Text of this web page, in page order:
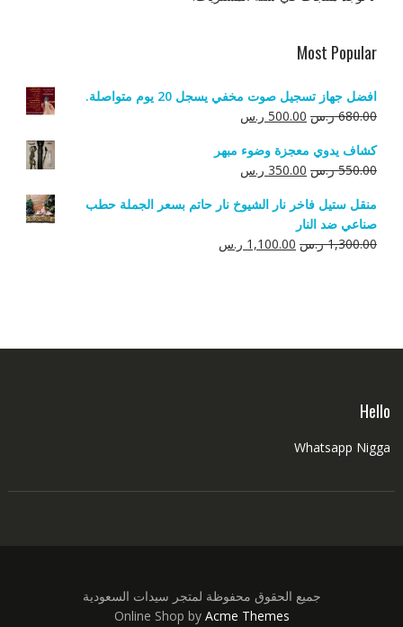
Most Popular
افضل جهاز تسجيل صوت مخفي يسجل 20 يوم متواصلة.
680.00 ر.س السعر
هو:
680.00 ر.س.
500.00 ر.سالسعر
هو:
500.00 ر.س.
كشاف يدوي معجزة وضوء مبهر
550.00 ر.س السعر
هو:
550.00 ر.س.
350.00 ر.سالسعر
هو:
منقل ستيل فاخر نار الشيوخ نار حاتم بسعر الجملة حطب
صناعي ضد النار
1,300.00 ر.س السعر
1,100.00 ر.سالسعر
Hello
Whatsapp Nigga
جميع الحقوق محفوظة لمتجر سيدات السعودية
Online Shop by Acme Themes